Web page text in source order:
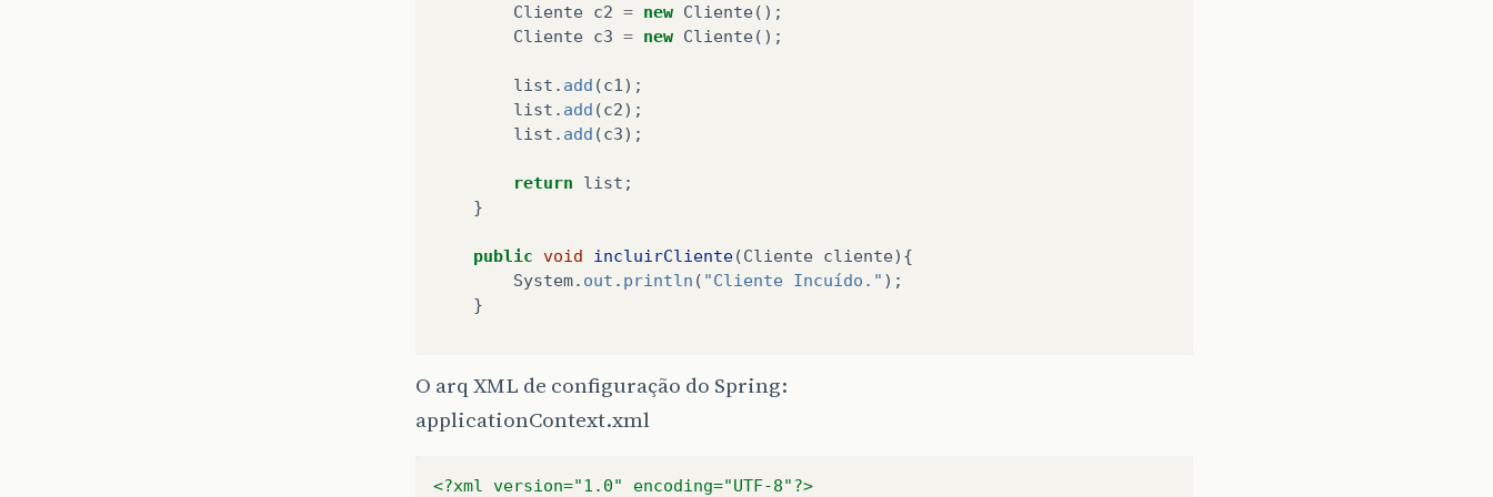
Cliente c2 = new Cliente();
Cliente c3 = new Cliente();
list . add (c1 );
list . add (c2);
list . add (c3);
return list ;
}
public void incluirCliente(Cliente cliente){
System. out . println ( "Cliente Incuído." );
}
O arq XML de configuração do Spring:
applicationContext.xml
<?xml version="1.0" encoding="UTF-8"?>